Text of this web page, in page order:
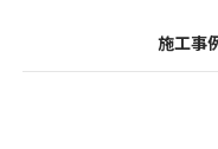
施工事